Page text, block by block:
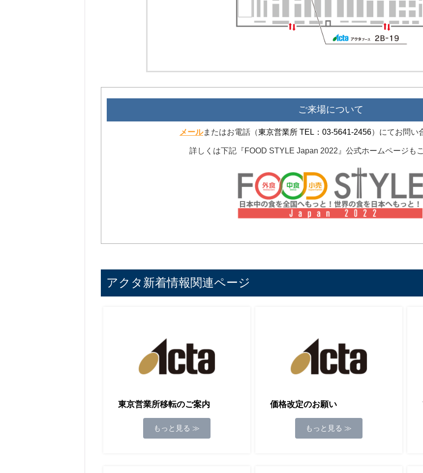
ご来場について
メールまたはお電話（東京営業所 TEL：03-5641-2456）にてお問い
詳しくは下記『FOOD STYLE Japan 2022』公式ホームページも
アクタ新着情報関連ページ
東京営業所移転のご案内
もっと見る ≫
価格改定のお願い
もっと見る ≫